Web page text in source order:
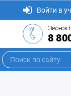
Войти в
Звонок
8